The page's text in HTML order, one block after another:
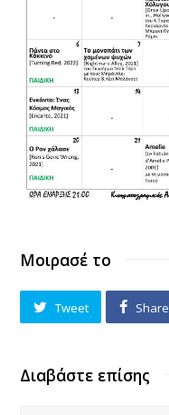
Μοιρασέ το
Tweet Share
Διαβάστε επίσης